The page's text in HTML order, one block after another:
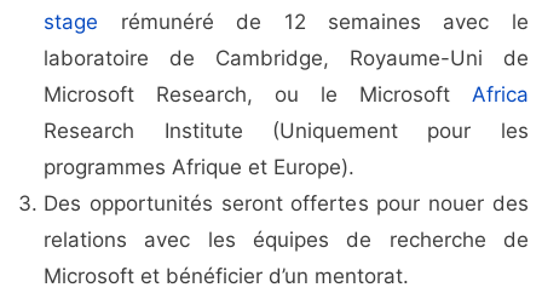
stage rémunéré de 12 semaines avec le
laboratoire de Cambridge, Royaume-Uni de
Microsoft Research, ou le Microsoft Africa
Research Institute (Uniquement pour les
programmes Afrique et Europe).
Des opportunités seront offertes pour nouer des
relations avec les équipes de recherche de
Microsoft et bénéficier d’un mentorat.